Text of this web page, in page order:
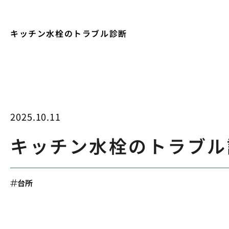
キッチン水栓のトラブル診断
2025.10.11
キッチン水栓のトラブ
台所